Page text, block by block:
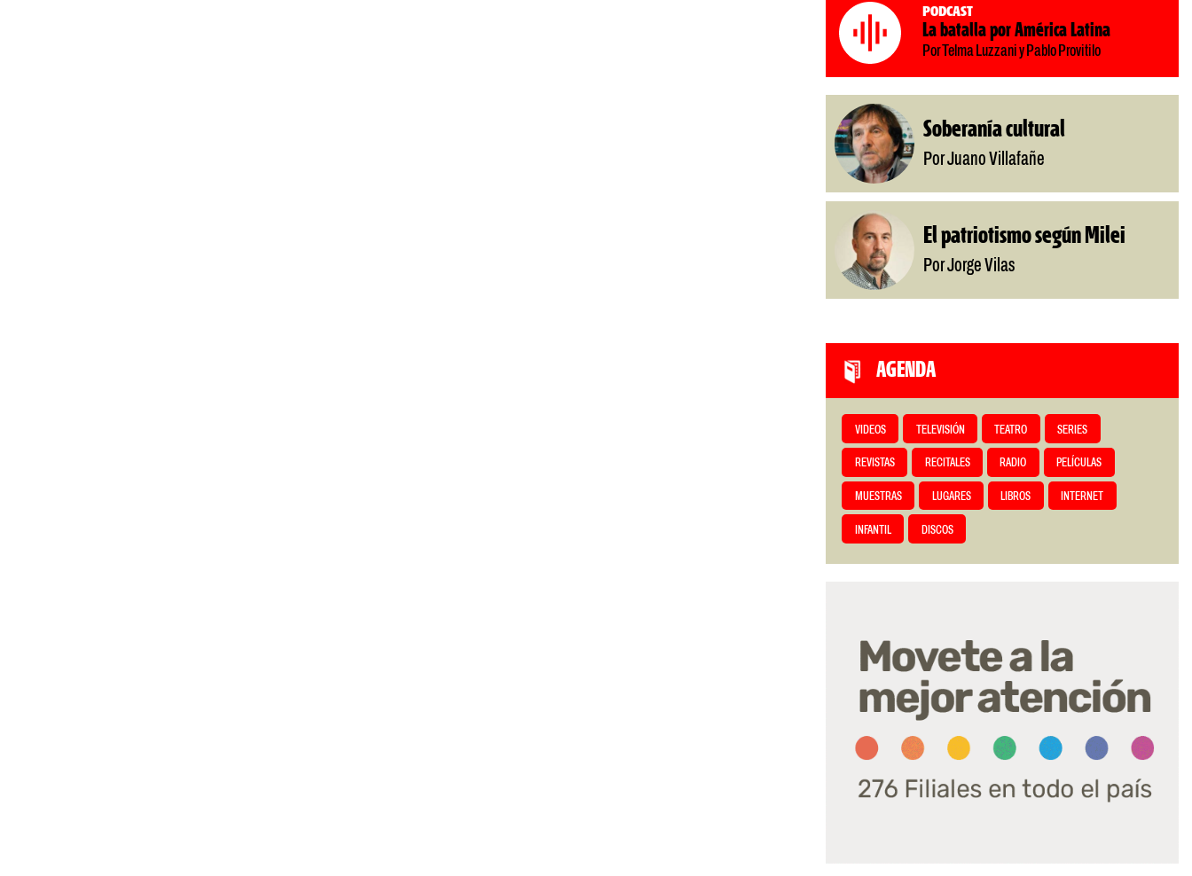
Podcast
La batalla por América Latina
Por Telma Luzzani y Pablo Provitilo
Soberanía cultural
Por Juano Villafañe
El patriotismo según Milei
Por Jorge Vilas
AGENDA
VIDEOS TELEVISIÓN TEATRO SERIES
REVISTAS RECITALES RADIO PELÍCULAS
MUESTRAS LUGARES LIBROS INTERNET
INFANTIL DISCOS